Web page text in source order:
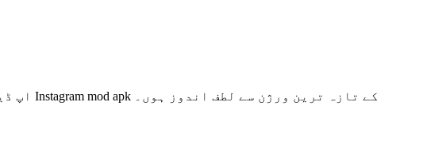
APK اپ ڈیٹ ڈاؤن لوڈ کریں اور اس Instagram mod apk کے تازہ ترین ورژن سے لطف اندوز ہوں۔